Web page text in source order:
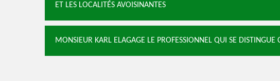
ET LES LOCALITÉS AVOISINANTES
MONSIEUR KARL ELAGAGE LE PROFESSIONNEL QUI SE